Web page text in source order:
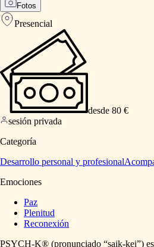
Fotos
Presencial
desde 80 €
sesión privada
Categoría
Desarrollo personal y profesional
Emociones
Paz
Plenitud
Reconexión
PSYCH-K® (pronunciado “saik-kei”) es